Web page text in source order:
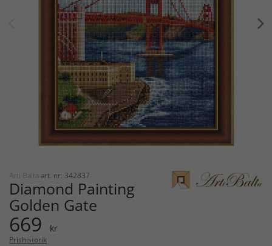
Arti Balta art. nr: 342837
Diamond Painting
Golden Gate
669 kr
Prishistorik